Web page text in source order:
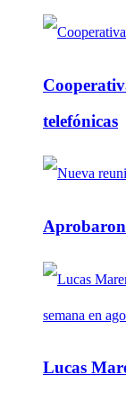
telefónicas
Lucas